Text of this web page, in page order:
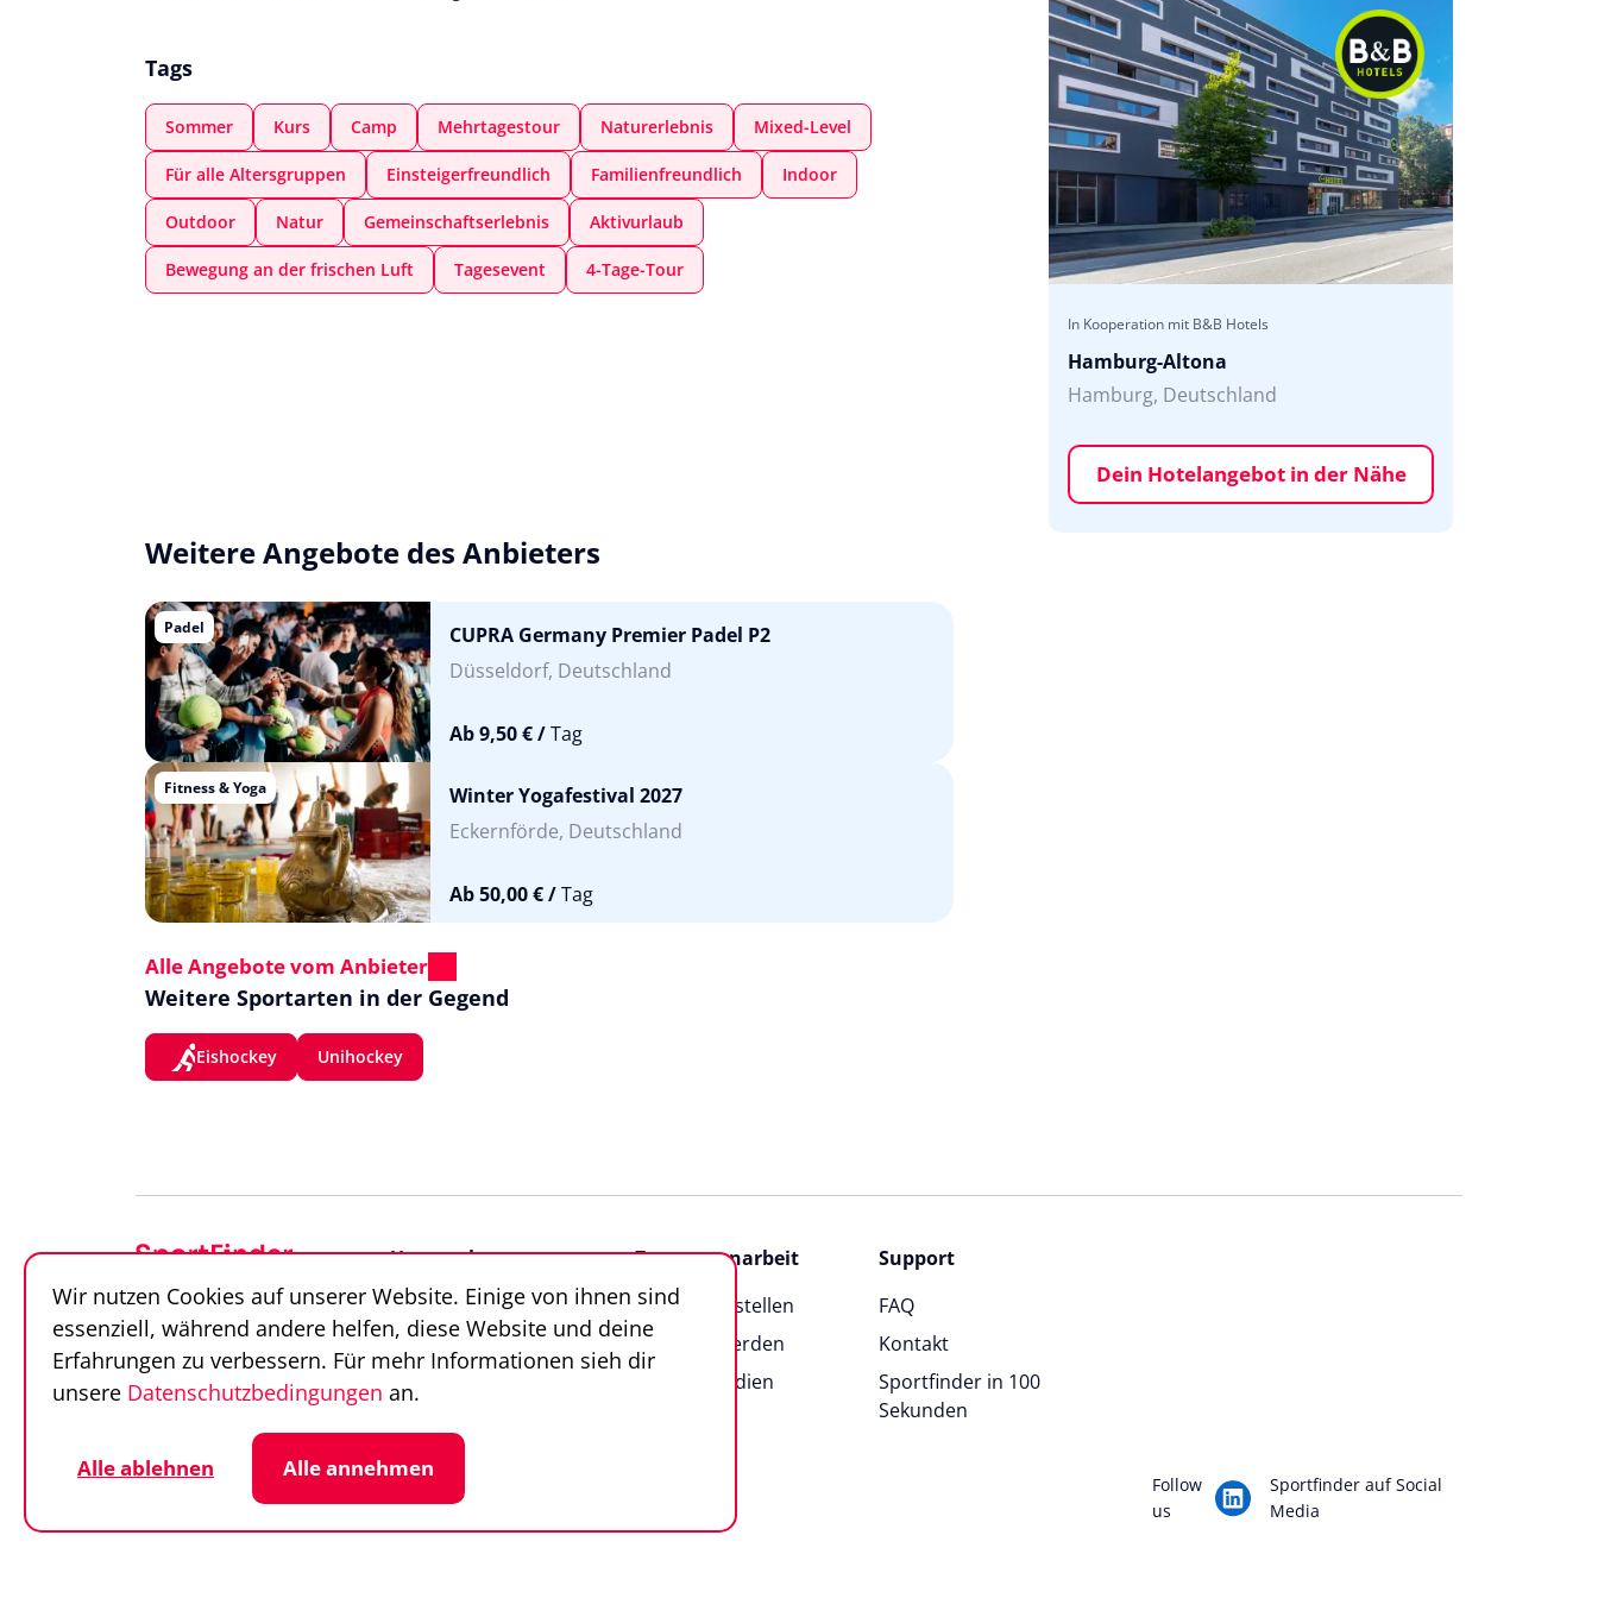
Tags
Sommer Kurs Camp Mehrtagestour Naturerlebnis Mixed-Level
Für alle Altersgruppen Einsteigerfreundlich Familienfreundlich Indoor
Outdoor Natur Gemeinschaftserlebnis Aktivurlaub
Bewegung an der frischen Luft Tagesevent 4-Tage-Tour
In Kooperation mit B&B Hotels
Hamburg-Altona
Hamburg, Deutschland
Dein Hotelangebot in der Nähe
Weitere Angebote des Anbieters
Padel
CUPRA Germany Premier Padel P2
Düsseldorf, Deutschland
Ab 9,50 €/Tag
Fitness & Yoga
Winter Yogafestival 2027
Eckernförde, Deutschland
Ab 50,00 €/Tag
Alle Angebote vom Anbieter
Weitere Sportarten in der Gegend
Eishockey Unihockey
Unternehmen
Über uns
Team
Zusammenarbeit
Angebot erstellen
Anbieter werden
News & Medien
Support
FAQ
Kontakt
Sportfinder in 100
Sekunden
© SportFinder 2026 Cookie-Einstellungen
Follow
us
Sportfinder auf Social
Media
Wir nutzen Cookies auf unserer Website. Einige von ihnen sind
essenziell, während andere helfen, diese Website und deine
Erfahrungen zu verbessern. Für mehr Informationen sieh dir
unsere Datenschutzbedingungen an.
Alle ablehnen Alle annehmen